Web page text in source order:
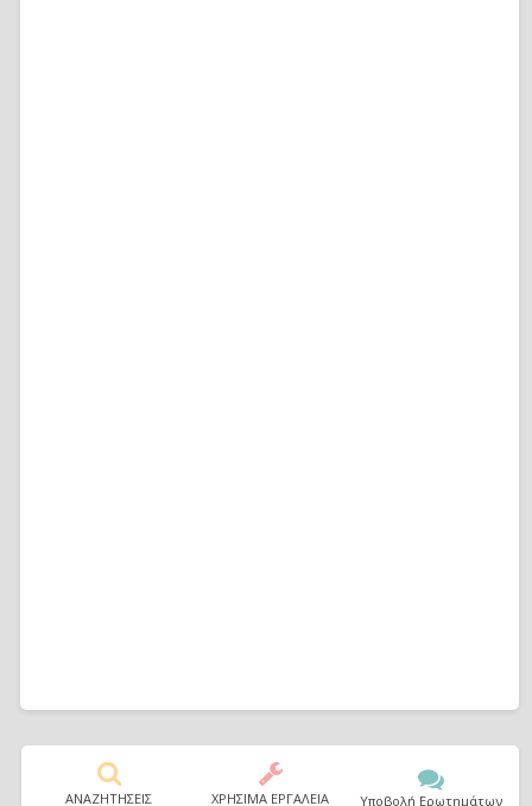
ΑΝΑΖΗΤΗΣΕΙΣ ΧΡΗΣΙΜΑ ΕΡΓΑΛΕΙΑ Υποβολή Ερωτημάτων